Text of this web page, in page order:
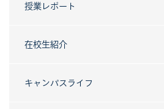
授業レポート
在校生紹介
キャンパスライフ